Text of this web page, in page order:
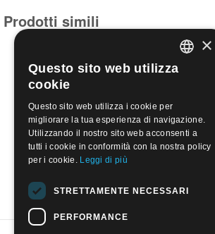
Prodotti simili
1850 Stemma Austro Ungarico 15 c II
ITALIAN
×
Questo sito web utilizza
cookie
Questo sito web utilizza i cookie per
migliorare la tua esperienza di navigazione.
Utilizzando il nostro sito web acconsenti a
tutti i cookie in conformità con la nostra policy
per i cookie. Leggi di più
STRETTAMENTE NECESSARI
PERFORMANCE